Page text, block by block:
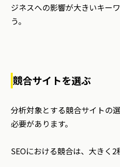
ジネスへの影響が大きいキー
う。
競合サイトを選ぶ
分析対象とする競合サイトの
必要があります。
SEOにおける競合は、大きく2